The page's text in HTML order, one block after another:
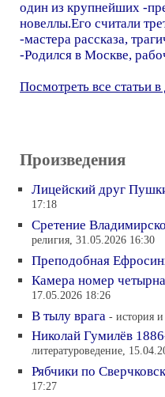
один из крупнейших -
новеллы.Его считали
-мастера рассказа,
-Родился в Москве,
Посмотреть все статьи в
Произведения
Лицейский друг
17:18
Сретение
религия, 31.05.2026 16:30
Преподобная
Камера номер
17.05.2026 18:26
В тылу врага - история
Николай Гумилёв
литературоведение,
Рябчики по
17:27